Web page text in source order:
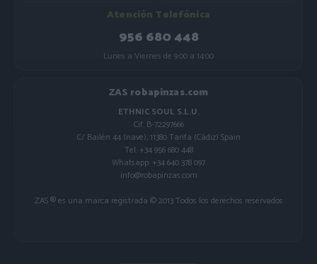
Atención Telefónica
956 680 448
Lunes a Viernes de 9:00 a 14:00
ZAS robapinzas.com
ETHNIC SOUL S.L.U.
Cif. B-72297666
C/ Bailén 44 (nave), 11380 Tarifa (Cádiz) Spain
Tel. +34 956 680 448
Whatsapp: +34 640 378 097
info@robapinzas.com
ZAS ® es una marca registrada © 2013 Todos los derechos reservados